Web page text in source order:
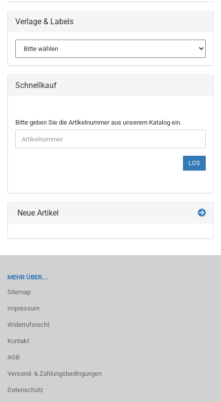
Verlage & Labels
Schnellkauf
BITTE
GEBEN
SIE
DIE
EIN.
Bitte geben Sie die Artikelnummer aus unserem Katalog ein.
LOS
Neue Artikel
MEHR ÜBER...
Sitemap
Impressum
Widerrufsrecht
Kontakt
AGB
Versand- & Zahlungsbedingungen
Datenschutz